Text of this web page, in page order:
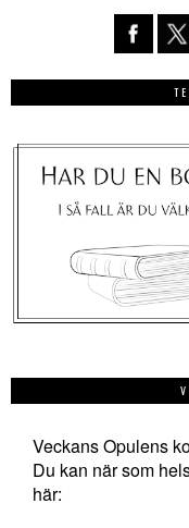
Veckans Opulens
Du kan när som
här: